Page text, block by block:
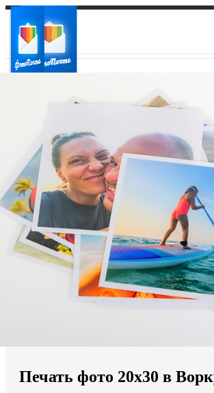
Ваш регион доставки
Выберите из списка:
Мы доставляем по всему миру
Продолжить без города
Печать фото 20х30 в